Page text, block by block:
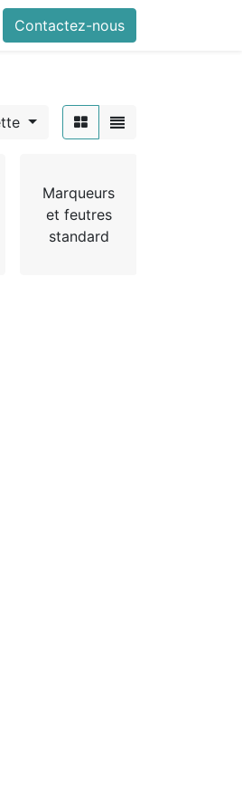
Contactez-nous
Marqueurs
et feutres
standard